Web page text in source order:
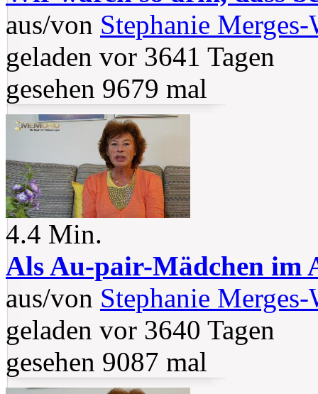
aus/von Stephanie
geladen vor 3641 Tagen
gesehen 9679 mal
4.4 Min.
Als Au-pair-Mädchen im
aus/von Stephanie
geladen vor 3640 Tagen
gesehen 9087 mal